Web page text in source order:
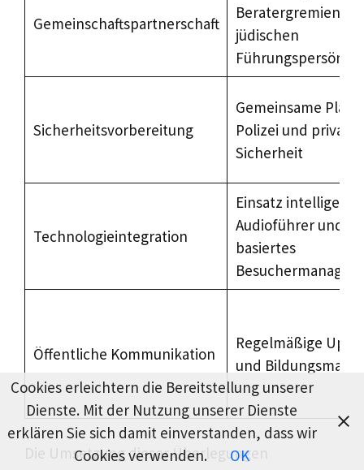
Gemeinschaftspartnerschaft
Beratergremien
jüdischen
Sicherheitsvorbereitung
Gemeinsame
Polizei und privater
Sicherheit
Technologieintegration
Einsatz
Audioführer und
basiertes
Öffentliche Kommunikation
Regelmäßige
und
Die Umsetzung dieser Überlegungen
Cookies erleichtern die Bereitstellung unserer
Dienste. Mit der Nutzung unserer Dienste
erklären Sie sich damit einverstanden, dass wir
Cookies verwenden.
OK